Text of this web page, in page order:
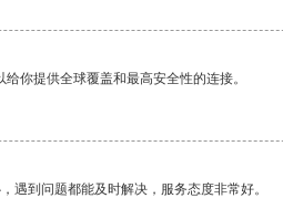
你提供全球覆盖和最高安全性的连接。
遇到问题都能及时解决，服务态度非常好。